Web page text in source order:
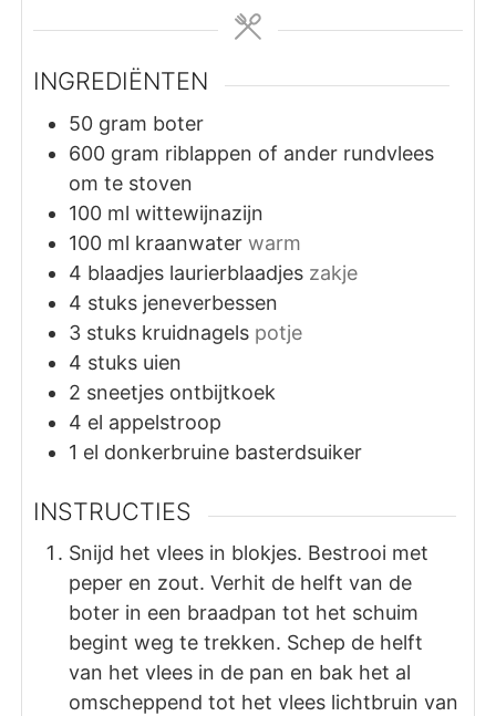
INGREDIËNTEN
50 gram boter
600 gram riblappen of ander rundvlees
om te stoven
100 ml wittewijnazijn
100 ml kraanwater warm
4 blaadjes laurierblaadjes zakje
4 stuks jeneverbessen
3 stuks kruidnagels potje
4 stuks uien
2 sneetjes ontbijtkoek
4 el appelstroop
1 el donkerbruine basterdsuiker
INSTRUCTIES
Snijd het vlees in blokjes. Bestrooi met
peper en zout. Verhit de helft van de
boter in een braadpan tot het schuim
begint weg te trekken. Schep de helft
van het vlees in de pan en bak het al
omscheppend tot het vlees lichtbruin van